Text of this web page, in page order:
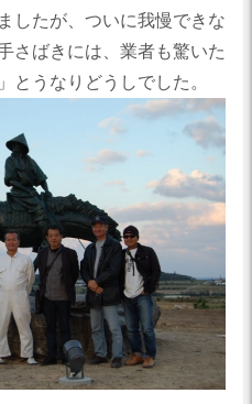
したが、ついに我慢できな
さばきには、業者も驚いた
とうなりどうしでした。